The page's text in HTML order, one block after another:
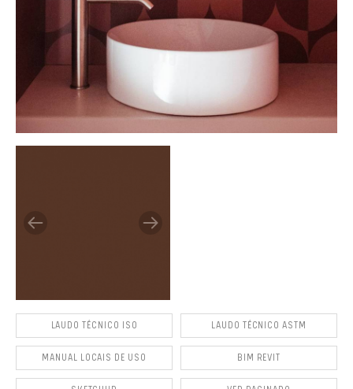
LAUDO TÉCNICO ISO LAUDO TÉCNICO ASTM
MANUAL LOCAIS DE USO BIM REVIT